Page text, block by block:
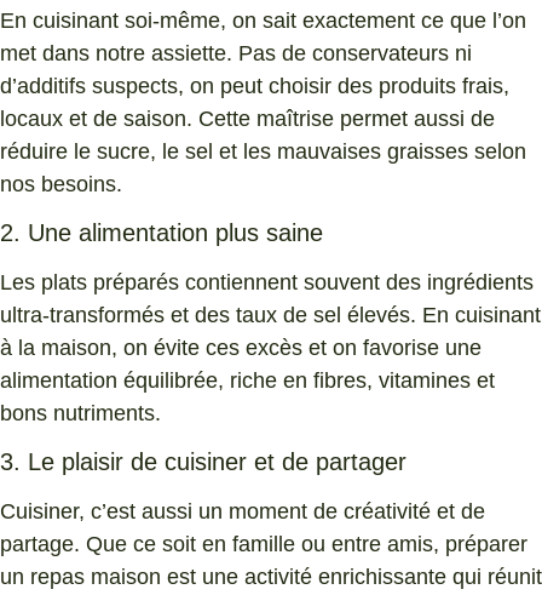
En cuisinant soi-même, on sait exactement ce que l’on
met dans notre assiette. Pas de conservateurs ni
d’additifs suspects, on peut choisir des produits frais,
locaux et de saison. Cette maîtrise permet aussi de
réduire le sucre, le sel et les mauvaises graisses selon
nos besoins.
2. Une alimentation plus saine
Les plats préparés contiennent souvent des ingrédients
ultra-transformés et des taux de sel élevés. En cuisinant
à la maison, on évite ces excès et on favorise une
alimentation équilibrée, riche en fibres, vitamines et
bons nutriments.
3. Le plaisir de cuisiner et de partager
Cuisiner, c’est aussi un moment de créativité et de
partage. Que ce soit en famille ou entre amis, préparer
un repas maison est une activité enrichissante qui réunit